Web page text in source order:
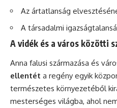
Az ártatlanság
A társadalmi
A vidék és a város közötti
Anna falusi származása és
ellentét a regény egyik
természetes környezetéből
mesterséges világba, ahol